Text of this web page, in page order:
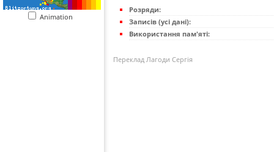
Animation
Розряди:
Записів (усі дані):
Використання пам'яті:
Переклад Лагоди Сергія